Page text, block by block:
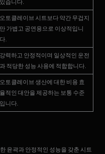
있습니다.
오토클레이브 시트보다 약간 무겁지
만 가볍고 공연용으로 이상적입니
다.
강력하고 안정적이며 일상적인 운전
과 적당한 성능 사용에 적합합니다.
오토클레이브 생산에 대한 비용 효
율적인 대안을 제공하는 보통 수준
입니다.
윤곽과 안정적인 성능을 갖춘 시트